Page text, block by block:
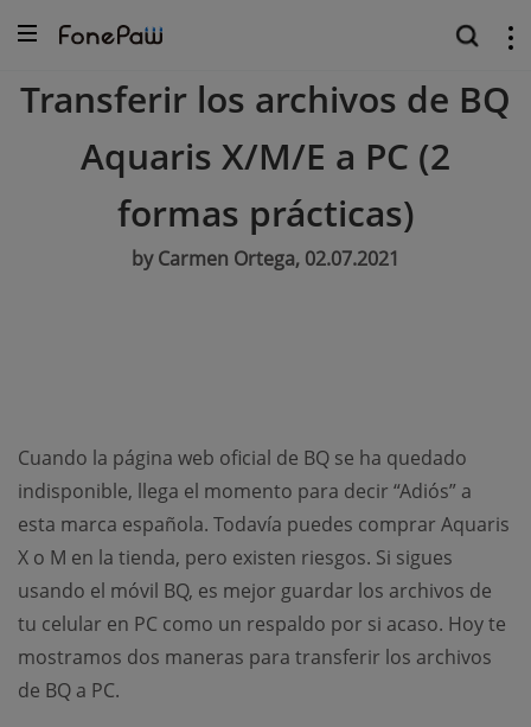
Transferir los archivos de BQ
Aquaris X/M/E a PC (2
formas prácticas)
by Carmen Ortega, 02.07.2021
Cuando la página web oficial de BQ se ha quedado
indisponible, llega el momento para decir “Adiós” a
esta marca española. Todavía puedes comprar Aquaris
X o M en la tienda, pero existen riesgos. Si sigues
usando el móvil BQ, es mejor guardar los archivos de
tu celular en PC como un respaldo por si acaso. Hoy te
mostramos dos maneras para transferir los archivos
de BQ a PC.